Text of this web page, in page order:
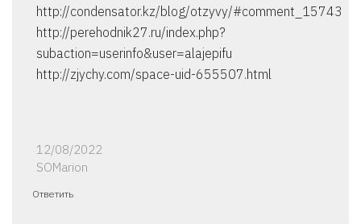
http://condensator.kz/blog/otzyvy/#comment_15743
http://perehodnik27.ru/index.php?
subaction=userinfo&user=alajepifu
http://zjychy.com/space-uid-655507.html
12/08/2022
SOMarion
Ответить